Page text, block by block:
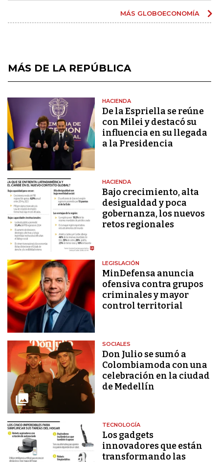
MÁS GLOBOECONOMÍA
MÁS DE LA REPÚBLICA
HACIENDA
De la Espriella se reúne
con Milei y destacó su
influencia en su llegada
a la Presidencia
HACIENDA
Bajo crecimiento, alta
desigualdad y poca
gobernanza, los nuevos
retos regionales
LEGISLACIÓN
MinDefensa anuncia
ofensiva contra grupos
criminales y mayor
control territorial
SOCIALES
Don Julio se sumó a
Colombiamoda con una
celebración en la ciudad
de Medellín
TECNOLOGÍA
Los gadgets
innovadores que están
transformando las